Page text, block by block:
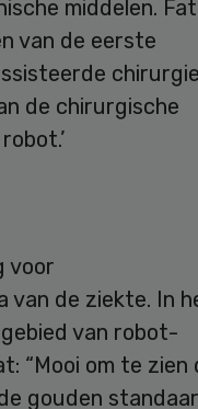
middelen.
van de eerste
chirurgie
de chirurgische
voor
van de ziekte. In
van robot-
“Mooi om te zien
gouden